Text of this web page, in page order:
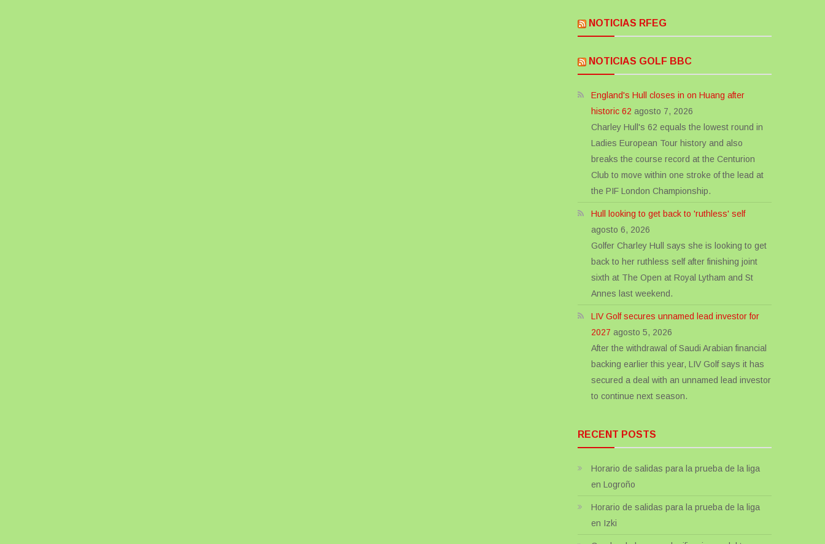
NOTICIAS RFEG
NOTICIAS GOLF BBC
England's Hull closes in on Huang after
historic 62 agosto 7, 2026
Charley Hull's 62 equals the lowest round in
Ladies European Tour history and also
breaks the course record at the Centurion
Club to move within one stroke of the lead at
the PIF London Championship.
Hull looking to get back to 'ruthless' self
agosto 6, 2026
Golfer Charley Hull says she is looking to get
back to her ruthless self after finishing joint
sixth at The Open at Royal Lytham and St
Annes last weekend.
LIV Golf secures unnamed lead investor for
2027 agosto 5, 2026
After the withdrawal of Saudi Arabian financial
backing earlier this year, LIV Golf says it has
secured a deal with an unnamed lead investor
to continue next season.
RECENT POSTS
Horario de salidas para la prueba de la liga
en Logroño
Horario de salidas para la prueba de la liga
en Izki